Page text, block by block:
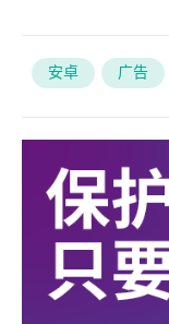
安卓 广告